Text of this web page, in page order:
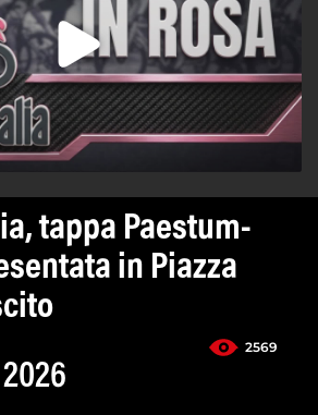
tappa Paestum-
in Piazza
2569